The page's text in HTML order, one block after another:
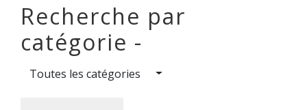
Recherche par
catégorie -
Toutes les catégories